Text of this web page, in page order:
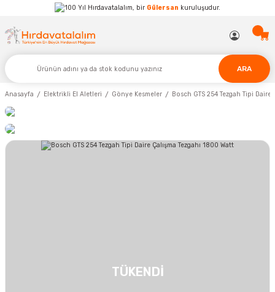
Hırdavatalalım, bir Gülersan kuruluşudur.
ARA
Anasayfa Elektrikli El Aletleri Gönye Kesmeler Bosch GTS 254 Tezgah Tipi Daire
TÜKENDİ